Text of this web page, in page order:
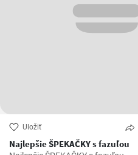
Uložiť
Najlepšie ŠPEKAČKY s fazuľou